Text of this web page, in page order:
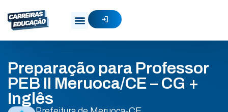
Preparação para Professor
PEB II Meruoca/CE – CG +
Inglês